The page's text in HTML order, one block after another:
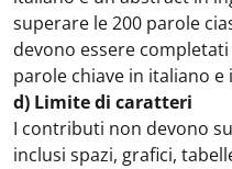
superare le 200 parole
devono essere
parole chiave in italiano e
d) Limite di caratteri
I contributi non devono
inclusi spazi, grafici,